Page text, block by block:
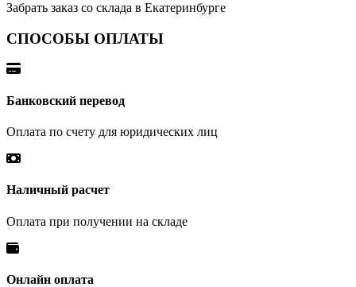
Забрать заказ со склада в Екатеринбурге
СПОСОБЫ ОПЛАТЫ
Банковский перевод
Оплата по счету для юридических лиц
Наличный расчет
Оплата при получении на складе
Онлайн оплата